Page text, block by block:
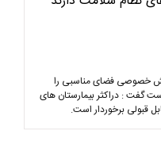
خصوصی فضای مناسبی را
گفت : دراکثر بیمارستان های
قبولی برخوردار است.